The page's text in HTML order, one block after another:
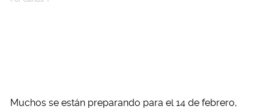
Muchos se están preparando para el 14 de febrero,